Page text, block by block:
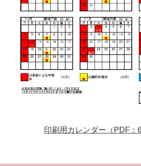
印刷用カレンダー（PDF：